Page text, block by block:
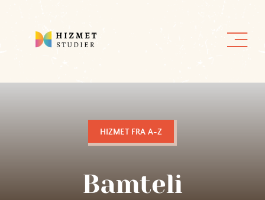
HIZMET FRA A-Z
Bamteli